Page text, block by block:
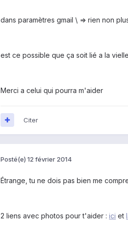
dans paramètres gmail \ => rien non
est ce possible que ça soit lié a la
Merci a celui qui pourra m'aider
Citer
Posté(e) 12 février 2014
Étrange, tu ne dois pas bien me
2 liens avec photos pour t'aider : ici et